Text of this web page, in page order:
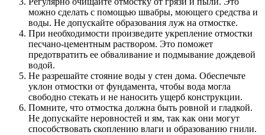
можно сделать с помощью швабры, моющего средства и
воды. Не допускайте образования луж на отмостке.
При необходимости произведите укрепление отмостки
песчано-цементным раствором. Это поможет
предотвратить ее обваливание и подмывание дождевой
водой.
Не разрешайте стояние воды у стен дома. Обеспечьте
уклон отмостки от фундамента, чтобы вода могла
свободно стекать и не наносить ущерб конструкции.
Помните, что отмостка должна быть ровной и гладкой.
Не допускайте неровностей и ям, так как они могут
способствовать скоплению влаги и образованию гнили.